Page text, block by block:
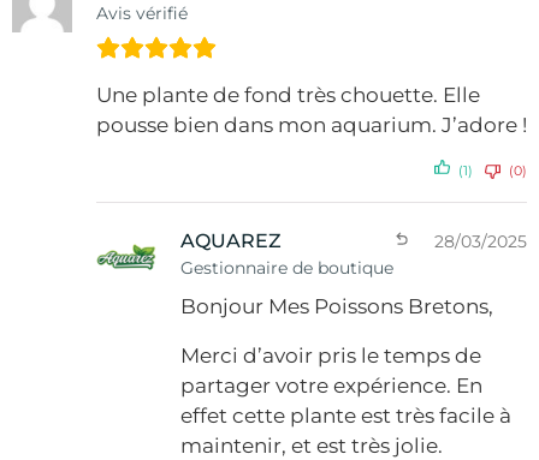
Avis vérifié
Une plante de fond très chouette. Elle
pousse bien dans mon aquarium. J’adore !
(1) (0)
AQUAREZ
Gestionnaire de boutique
28/03/2025
Bonjour Mes Poissons Bretons,
Merci d’avoir pris le temps de
partager votre expérience. En
effet cette plante est très facile à
maintenir, et est très jolie.